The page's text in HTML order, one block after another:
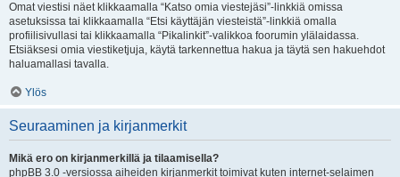
Omat viestisi näet klikkaamalla “Katso omia viestejäsi”-linkkiä omissa
asetuksissa tai klikkaamalla “Etsi käyttäjän viesteistä”-linkkiä omalla
profiilisivullasi tai klikkaamalla “Pikalinkit”-valikkoa foorumin ylälaidassa.
Etsiäksesi omia viestiketjuja, käytä tarkennettua hakua ja täytä sen hakuehdot
haluamallasi tavalla.
Ylös
Seuraaminen ja kirjanmerkit
Mikä ero on kirjanmerkillä ja tilaamisella?
phpBB 3.0 -versiossa aiheiden kirjanmerkit toimivat kuten internet-selaimen